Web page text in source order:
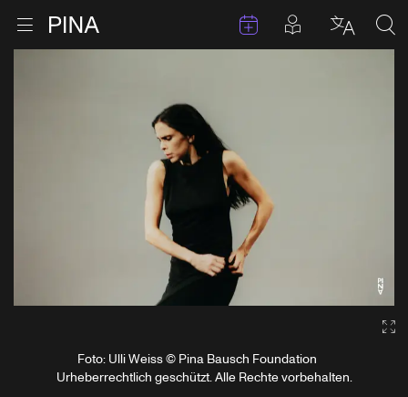
Menu öffnen TermineBeiträge in
Foto: Ulli Weiss © Pina Bausch Foundation
Urheberrechtlich geschützt. Alle Rechte vorbehalten.